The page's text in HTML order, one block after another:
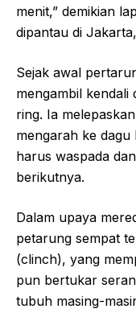
menit,” demikian
dipantau di
Sejak awal
mengambil kendali
ring. Ia
mengarah ke
harus waspada
berikutnya.
Dalam upaya
petarung sempat
(clinch), yang
pun bertukar
tubuh masing-